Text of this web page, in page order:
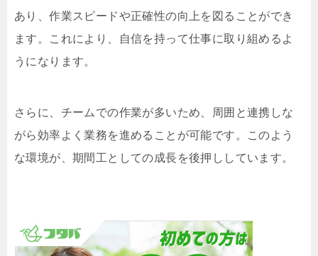
あり、作業スピードや正確性の向上を図ることができ
ます。これにより、自信を持って仕事に取り組めるよ
うになります。
さらに、チームでの作業が多いため、周囲と連携しな
がら効率よく業務を進めることが可能です。このよう
な環境が、期間工としての成長を後押ししています。